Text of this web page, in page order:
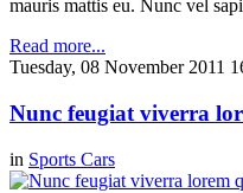
mauris mattis eu. Nunc vel
Read more...
Tuesday, 08 November 2011
Nunc feugiat viverra
in Sports Cars